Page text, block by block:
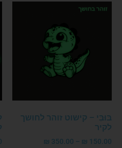
בּוּבִּי – קישוט זוהר לחושך
לקיר
150.00
₪
–
350.00
₪